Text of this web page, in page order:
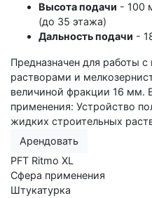
Высота подачи - 100
(до 35 этажа)
Дальность подачи -
Предназначен для работы
растворами и
величиной фракции 16 мм.
применения: Устройство
жидких строительных
Арендовать
PFT Ritmo XL
Сфера применения
Штукатурка